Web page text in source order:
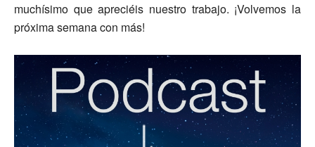
muchísimo que apreciéis nuestro trabajo. ¡Volvemos la
próxima semana con más!